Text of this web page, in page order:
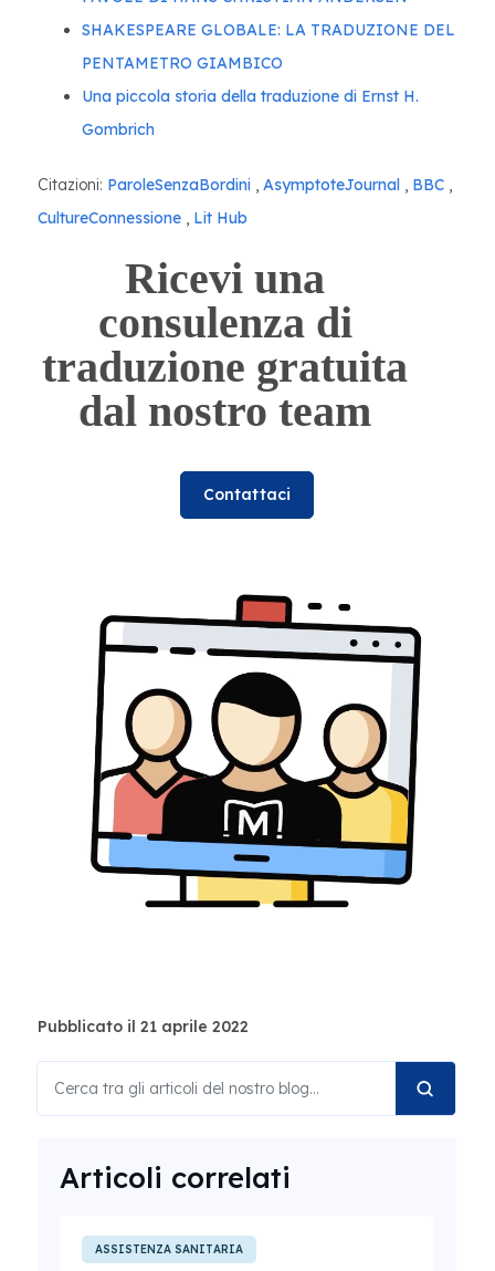
SHAKESPEARE GLOBALE: LA TRADUZIONE DEL
PENTAMETRO GIAMBICO
Una piccola storia della traduzione di Ernst H.
Gombrich
Citazioni: ParoleSenzaBordini , AsymptoteJournal , BBC ,
CultureConnessione , Lit Hub
Ricevi una
consulenza di
traduzione gratuita
dal nostro team
Contattaci
Pubblicato il 21 aprile 2022
Articoli correlati
ASSISTENZA SANITARIA